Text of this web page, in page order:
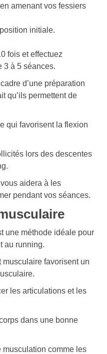
amenant vos fessiers
initiale.
fois et effectuez
3 à 5 séances.
d’une préparation
qu’ils permettent de
qui favorisent la flexion
lors des descentes
aidera à les
pendant vos séances.
une méthode idéale pour
au running.
musculaire favorisent un
les articulations et les
dans une bonne
musculation comme les